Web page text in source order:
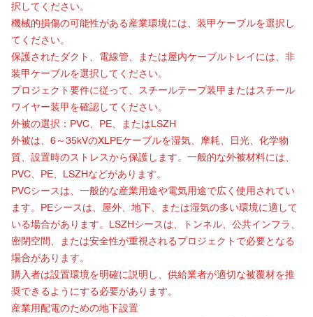
択してください。
機械的損傷の可能性がある産業環境には、装甲ケーブルを選択し
てください。
保護されたダクト、電線管、または屋内ケーブルトレイには、非
装甲ケーブルを選択してください。
プロジェクト要件に従って、スチールテープ装甲またはスチール
ワイヤー装甲を確認してください。
外被の選択：PVC、PE、またはLSZH
外被は、6～35kVのXLPEケーブルを湿気、摩耗、日光、化学物
質、設置時のストレスから保護します。一般的な外被材料には、
PVC、PE、LSZHなどがあります。
PVCシースは、一般的な産業用途や電気用途で広く使用されてい
ます。PEシースは、屋外、地下、または湿気の多い環境に適して
いる場合があります。LSZHシースは、トンネル、公共インフラ、
密閉空間、または安全性が重視されるプロジェクトで必要となる
場合があります。
購入者は設置環境を明確に説明し、供給業者が適切な被覆材を推
奨できるようにする必要があります。
産業用配電のための地下設置